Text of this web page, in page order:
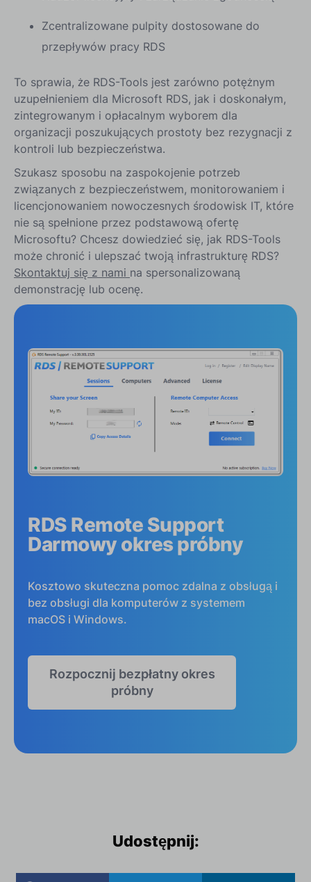
Zcentralizowane pulpity dostosowane do
przepływów pracy RDS
To sprawia, że RDS-Tools jest zarówno potężnym
uzupełnieniem dla Microsoft RDS, jak i doskonałym,
zintegrowanym i opłacalnym wyborem dla
organizacji poszukujących prostoty bez rezygnacji z
kontroli lub bezpieczeństwa.
Szukasz sposobu na zaspokojenie potrzeb
związanych z bezpieczeństwem, monitorowaniem i
licencjonowaniem nowoczesnych środowisk IT, które
nie są spełnione przez podstawową ofertę
Microsoftu? Chcesz dowiedzieć się, jak RDS-Tools
może chronić i ulepszać twoją infrastrukturę RDS?
Skontaktuj się z nami na spersonalizowaną
demonstrację lub ocenę.
RDS Remote Support
Darmowy okres próbny
Kosztowo skuteczna pomoc zdalna z obsługą i
bez obsługi dla komputerów z systemem
macOS i Windows.
Rozpocznij bezpłatny okres
próbny
Udostępnij: